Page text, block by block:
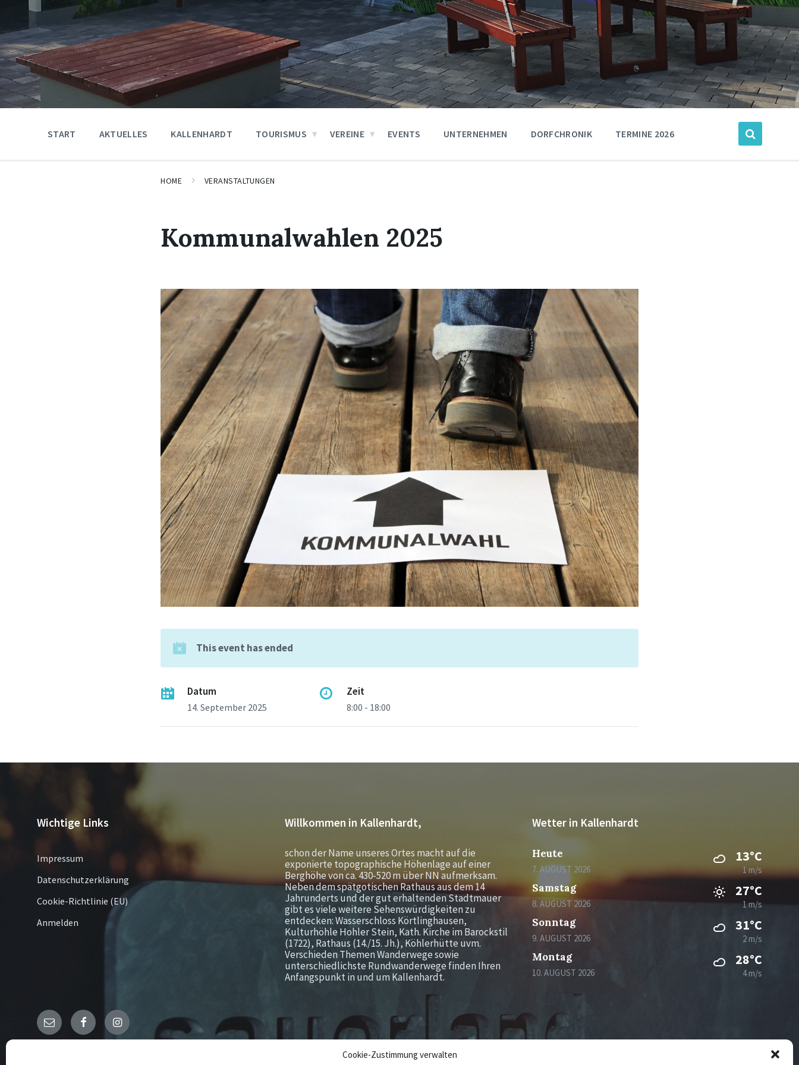
Cookie-Zustimmung verwalten
START AKTUELLES KALLENHARDT TOURISMUS VEREINE EVENTS UNTERNEHMEN DORFCHRONIK TERMINE 2026
HOME VERANSTALTUNGEN
Kommunalwahlen 2025
This event has ended
Datum
14. September 2025
Zeit
8:00 - 18:00
Wichtige Links
Impressum
Datenschutzerklärung
Cookie-Richtlinie (EU)
Anmelden
Willkommen in Kallenhardt,
schon der Name unseres Ortes macht auf die
exponierte topographische Höhenlage auf einer
Berghöhe von ca. 430-520 m über NN aufmerksam.
Neben dem spätgotischen Rathaus aus dem 14
Jahrunderts und der gut erhaltenden Stadtmauer
gibt es viele weitere Sehenswürdigkeiten zu
entdecken: Wasserschloss Körtlinghausen,
Kulturhöhle Hohler Stein, Kath. Kirche im Barockstil
(1722), Rathaus (14./15. Jh.), Köhlerhütte uvm.
Verschieden Themen Wanderwege sowie
unterschiedlichste Rundwanderwege finden Ihren
Anfangspunkt in und um Kallenhardt.
Wetter in Kallenhardt
Heute
7. AUGUST 2026
13°C
1 m/s
Samstag
8. AUGUST 2026
27°C
1 m/s
Sonntag
9. AUGUST 2026
31°C
2 m/s
Montag
10. AUGUST 2026
28°C
4 m/s
Email FacebookInstagram